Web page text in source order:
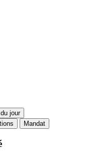
jour
Mandat